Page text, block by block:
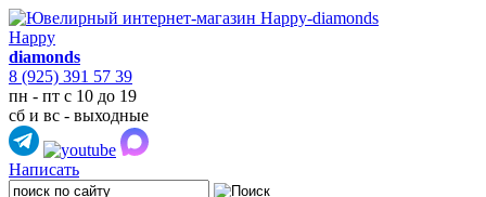
Happy
diamonds
8 (925) 391 57 39
пн - пт с 10 до 19
сб и вс - выходные
Написать